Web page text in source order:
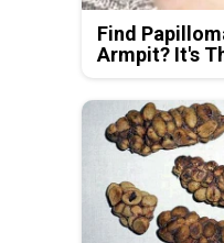
Find
Armpit? It's